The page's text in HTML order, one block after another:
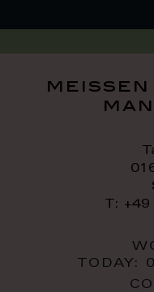
T:
TODAY: